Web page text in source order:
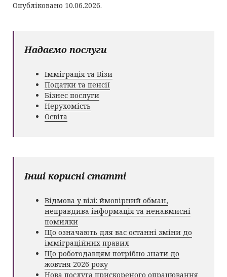
Опубліковано 10.06.2026.
Надаємо послуги
Імміграція та Візи
Податки та пенсії
Бізнес послуги
Нерухомість
Освіта
Інші корисні статті
Відмова у візі: ймовірний обман,
неправдива інформація та ненавмисні
помилки
Що означають для вас останні зміни до
імміграційних правил
Що роботодавцям потрібно знати до
жовтня 2026 року
Нова послуга прискореного опрацювання